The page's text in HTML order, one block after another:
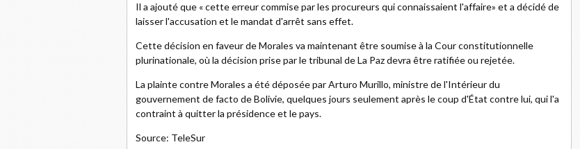
Il a ajouté que « cette erreur commise par les procureurs qui connaissaient l'affaire» et a décidé de
laisser l'accusation et le mandat d'arrêt sans effet.
Cette décision en faveur de Morales va maintenant être soumise à la Cour constitutionnelle
plurinationale, où la décision prise par le tribunal de La Paz devra être ratifiée ou rejetée.
La plainte contre Morales a été déposée par Arturo Murillo, ministre de l'Intérieur du
gouvernement de facto de Bolivie, quelques jours seulement après le coup d'État contre lui, qui l'a
contraint à quitter la présidence et le pays.
Source: TeleSur